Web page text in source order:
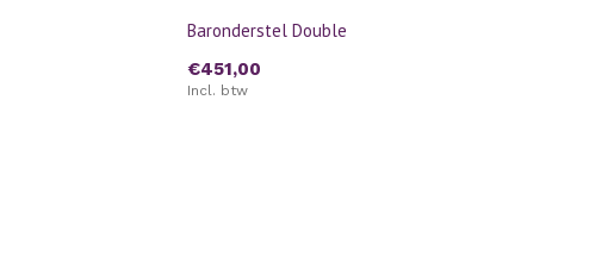
Baronderstel Double
€451,00
Incl. btw